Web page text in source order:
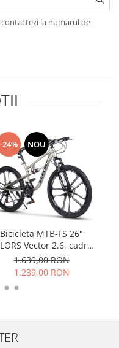
la numarul de
-24% NOU
Bicicleta MTB-FS 26"
Vector 2.6, cadru
17", jante magneziu,
secventiale, frane
disc, 21 viteze, argintiu
1.639,00 RON
1.239,00 RON